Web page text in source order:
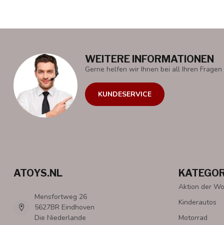
WEITERE INFORMATIONEN
Gerne helfen wir Ihnen bei all Ihren
KUNDESERVICE
ATOYS.NL
Mensfortweg 26
5627BR Eindhoven
Die Niederlande
Aktion der
Kinderautos
Motorrad